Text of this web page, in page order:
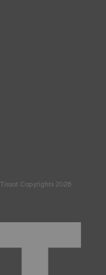
Tissot Copyrights 2026